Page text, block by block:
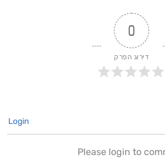
0
דירוג הפרק
Please login to